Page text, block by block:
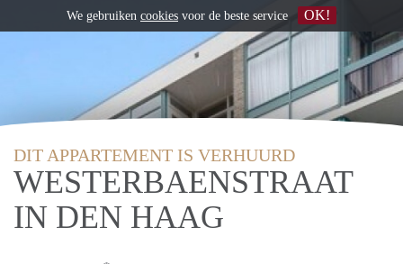
DIT APPARTEMENT IS VERHUURD
WESTERBAENSTRAAT
IN DEN HAAG
We gebruiken cookies voor de beste service OK!